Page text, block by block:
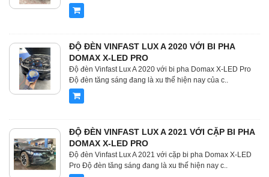
ĐỘ ĐÈN VINFAST LUX A 2020 VỚI BI PHA
DOMAX X-LED PRO
Độ đèn Vinfast Lux A 2020 với bi pha Domax X-LED Pro
Độ đèn tăng sáng đang là xu thế hiện nay của c..
ĐỘ ĐÈN VINFAST LUX A 2021 VỚI CẶP BI PHA
DOMAX X-LED PRO
Độ đèn Vinfast Lux A 2021 với cặp bi pha Domax X-LED
Pro Độ đèn tăng sáng đang là xu thế hiện nay c..